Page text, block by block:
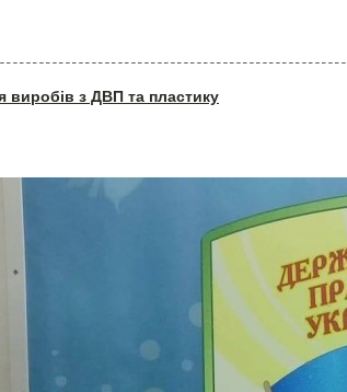
виробів з ДВП та пластику